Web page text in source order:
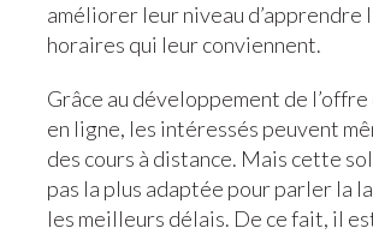
améliorer leur niveau d’apprendre
horaires qui leur conviennent.
Grâce au développement de
en ligne, les intéressés peuvent
des cours à distance. Mais cette
pas la plus adaptée pour parler la
les meilleurs délais. De ce fait, il